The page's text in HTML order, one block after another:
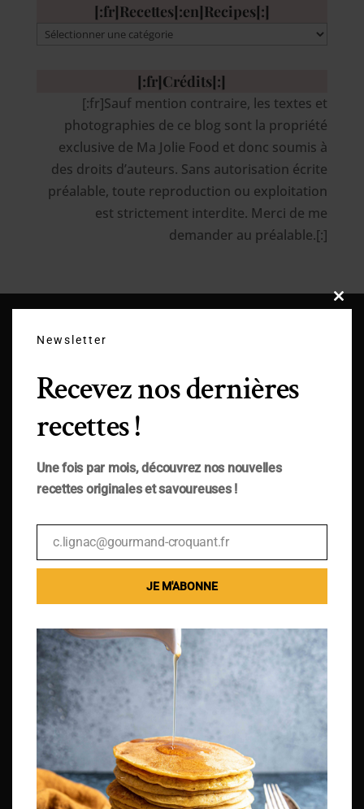
[:fr]Recettes[:en]Recipes[:]
[:fr]Recettes[:en]Recipes[:]
[:fr]Crédits[:]
[:fr]Sauf mention contraire, les textes et
photographies de ce blog sont la propriété
exclusive de Ma Jolie Food et donc soumis à
des droits d’auteurs. Sans autorisation écrite
préalable, toute reproduction ou exploitation
est strictement interdite. Merci de me
demander au préalable.[:]
Close
Newsletter
Recevez nos dernières
recettes !
Une fois par mois, découvrez nos nouvelles
recettes originales et savoureuses !
Email
c.lignac@gourmand-croquant.fr
JE M'ABONNE